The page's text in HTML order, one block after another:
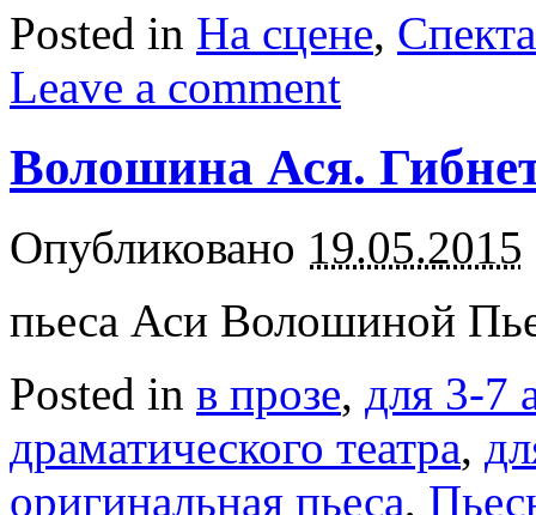
Posted in На сцене,
Leave a comment
Волошина Ася.
Опубликовано 19.05.2015
пьеса Аси Волошиной
Posted in в прозе, для 3-7
драматического театра,
оригинальная пьеса,